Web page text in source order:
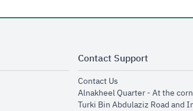
in new window
Contact Support
Contact Usopens in new window
Alnakheel Quarter - At the
Turki Bin Abdulaziz Road and